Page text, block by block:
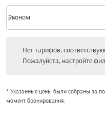
Класс option Эконом Selected
Эконом
keyboard_arrow_down
Нет тарифов,
Пожалуйста, настройте
* Указанные цены были собраны за
момент бронирования.